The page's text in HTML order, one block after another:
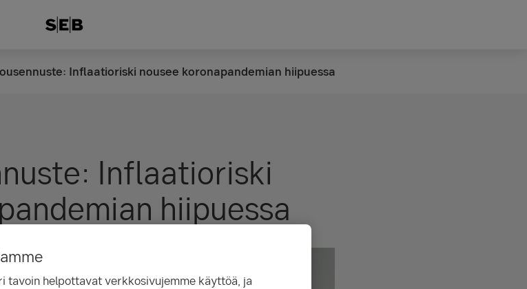
Inflaatioriski nousee koronapandemian hiipuessa
Inflaatioriski
hiipuessa
tavoin helpottavat verkkosivujemme käyttöä, ja